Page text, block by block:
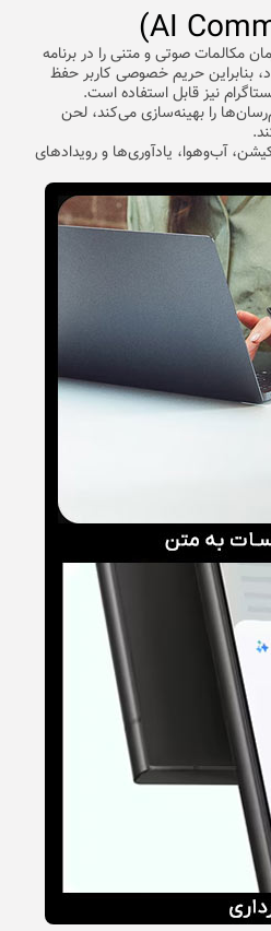
مکالمات صوتی و متنی را در برنامه
بنابراین حریم خصوصی کاربر حفظ
نیز قابل استفاده است.
را بهینه‌سازی می‌کند، لحن
آب‌وهوا، یادآوری‌ها و رویدادهای